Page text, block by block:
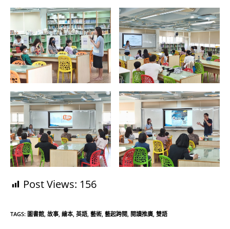
Post Views: 156
TAGS: 圖書館 故事 繪本 英語 藝術 藝起跨閱 閱讀推廣 雙語